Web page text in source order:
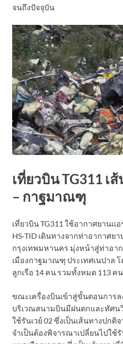
จนถึงปัจจุบัน
เที่ยวบิน TG311 เ
– กาฐมาณฑุ
เที่ยวบิน TG311 ใช้อากาศยานแ
HS-TID เดินทางจากท่าอากาศย
กรุงเทพมหานคร มุ่งหน้าสู่ท่าอา
เมืองกาฐมาณฑุ ประเทศเนปาล
ลูกเรือ 14 คน รวมทั้งหมด 113 ค
ขณะเครื่องบินเข้าสู่ขั้นตอนการ
บริเวณสนามบินมีฝนตกและทัศน
ใช้รันเวย์ 02 ซึ่งเป็นเส้นทางปกติ
จำเป็นต้องพิจารณาเปลี่ยนไปใช้